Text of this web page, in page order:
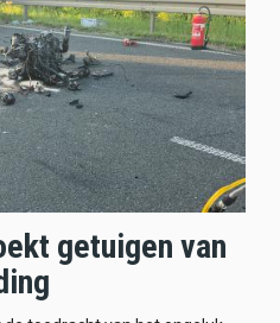
getuigen van